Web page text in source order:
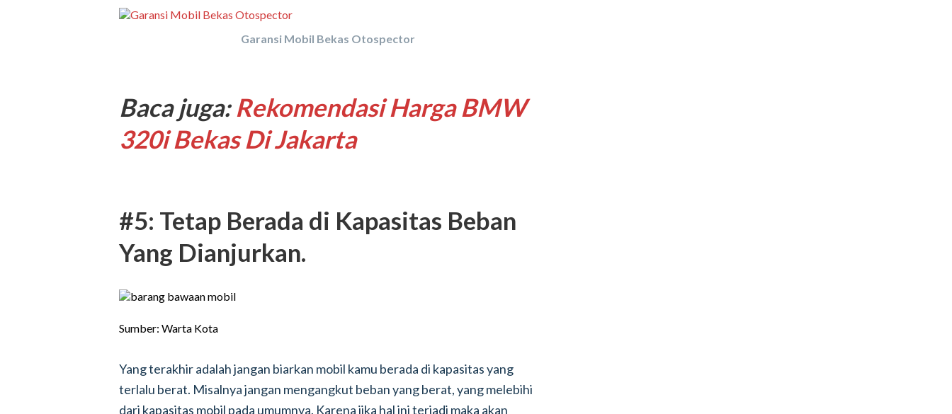
Garansi Mobil Bekas Otospector
Baca juga:Rekomendasi Harga BMW
320i Bekas Di Jakarta
#5: Tetap Berada di Kapasitas Beban
Yang Dianjurkan.
Sumber: Warta Kota
Yang terakhir adalah jangan biarkan mobil kamu berada di kapasitas yang
terlalu berat. Misalnya jangan mengangkut beban yang berat, yang melebihi
dari kapasitas mobil pada umumnya. Karena jika hal ini terjadi maka akan